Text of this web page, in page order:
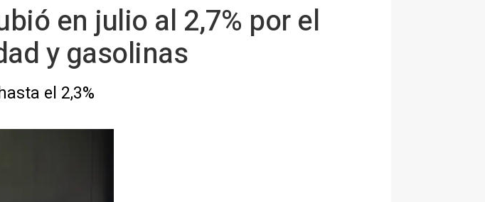
en julio al 2,7% por el
y gasolinas
el 2,3%